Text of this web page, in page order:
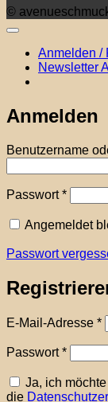
©
Anmelden /
Newsletter
Anmelden
Benutzername
Passwort*
Angemeldet
Passwort
E-Mail-Adresse *
Passwort*
Ja, ich
die